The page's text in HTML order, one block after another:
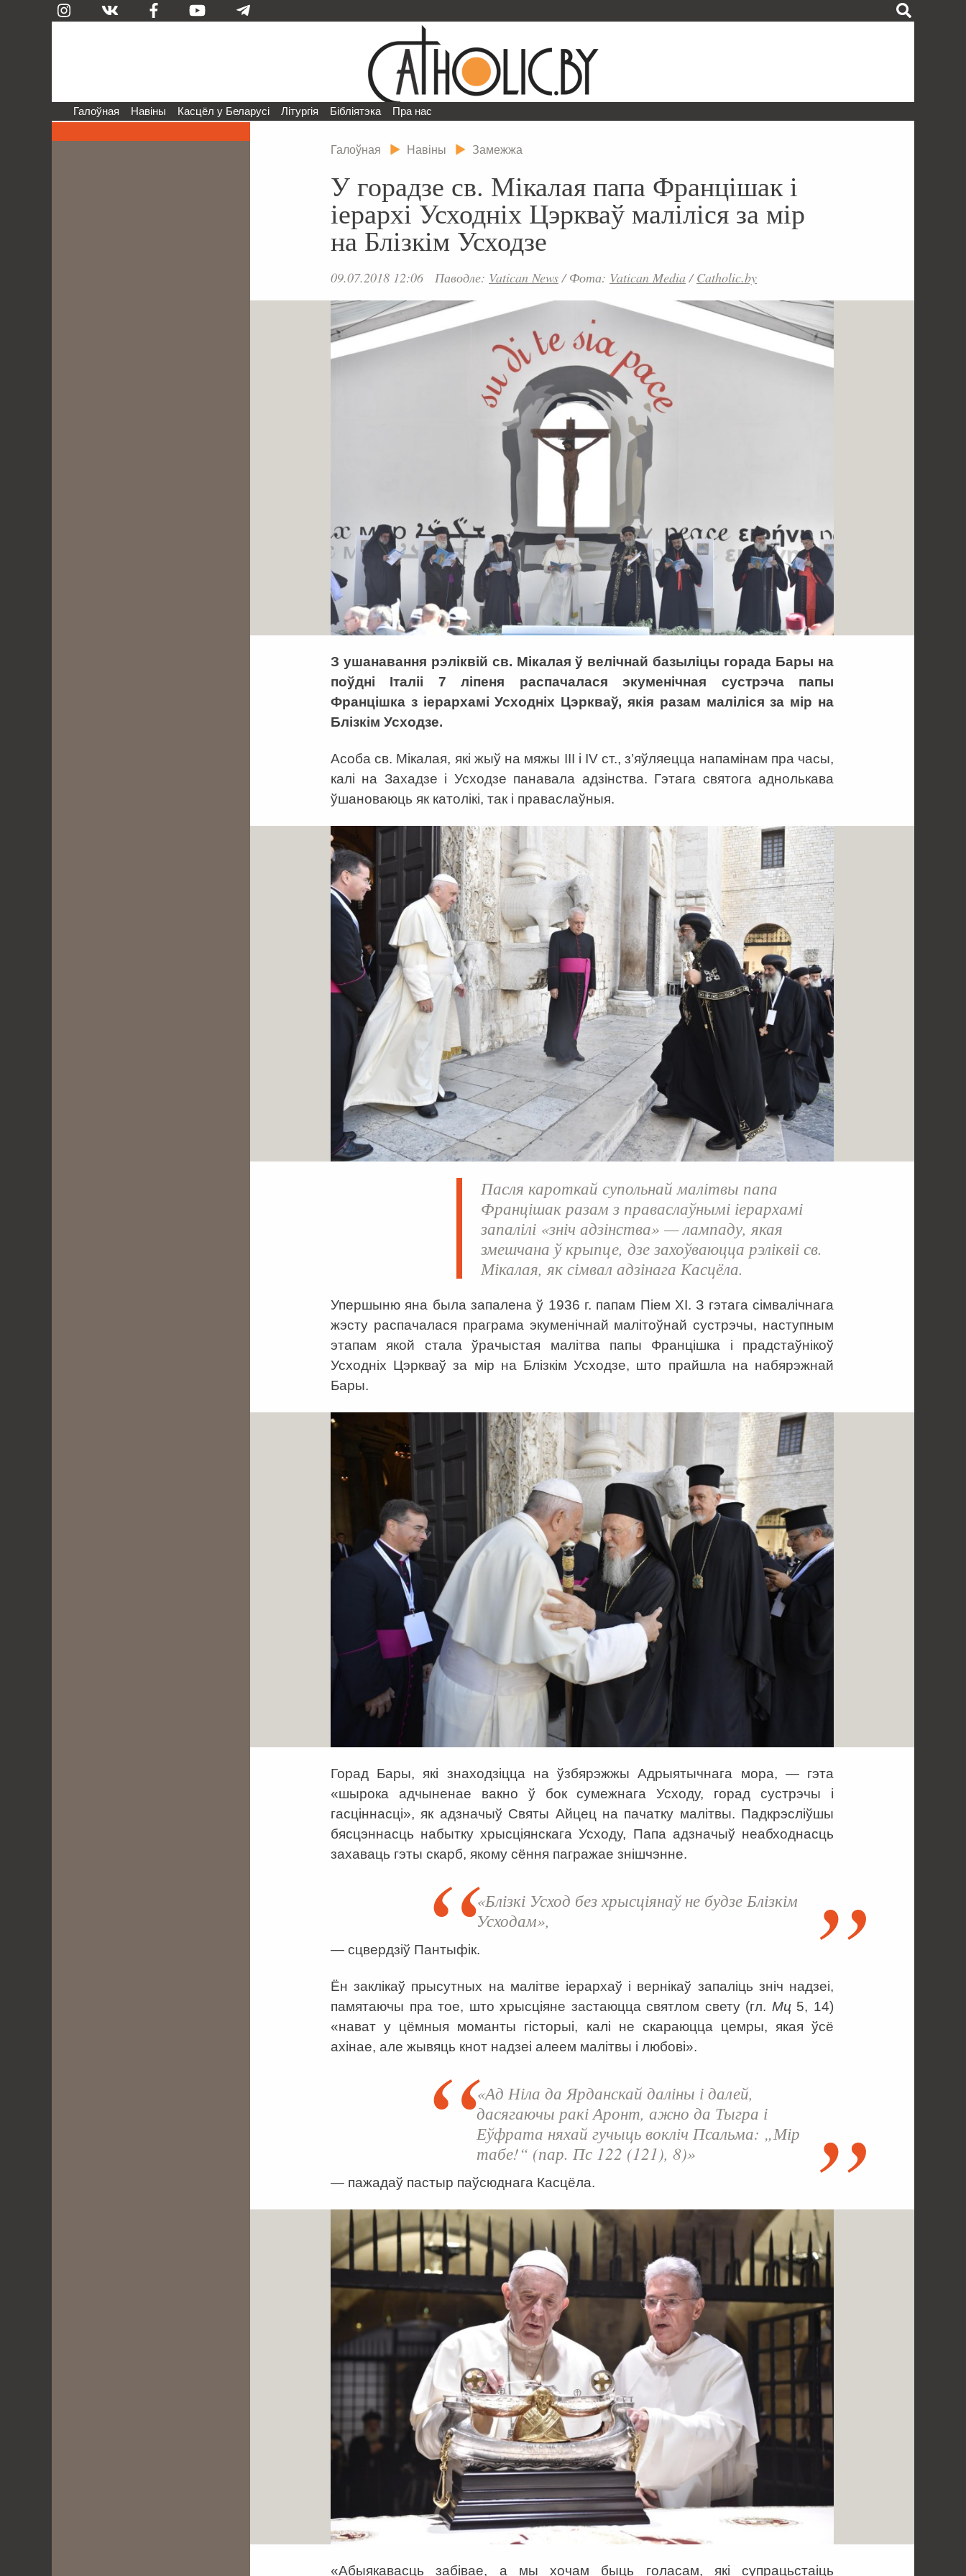
Галоўная Навіны Касцёл у Беларусі Літургія Бібліятэка Пра нас
Галоўная Навіны Замежжа
У горадзе св. Мікалая папа Францішак і
іерархі Усходніх Цэркваў маліліся за мір
на Блізкім Усходзе
09.07.2018 12:06 Паводле: Vatican News/Фота: Vatican Media/Catholic.by
З ушанавання рэліквій св. Мікалая ў велічнай базыліцы горада Бары на
поўдні Італіі 7 ліпеня распачалася экуменічная сустрэча папы
Францішка з іерархамі Усходніх Цэркваў, якія разам маліліся за мір на
Блізкім Усходзе.
Асоба св. Мікалая, які жыў на мяжы III і IV ст., з’яўляецца напамінам пра часы,
калі на Захадзе і Усходзе панавала адзінства. Гэтага святога аднолькава
ўшановаюць як католікі, так і праваслаўныя.
Пасля кароткай супольнай малітвы папа
Францішак разам з праваслаўнымі іерархамі
запалілі «зніч адзінства» — лампаду, якая
змешчана ў крыпце, дзе захоўваюцца рэліквіі св.
Мікалая, як сімвал адзінага Касцёла.
Упершыню яна была запалена ў 1936 г. папам Піем XI. З гэтага сімвалічнага
жэсту распачалася праграма экуменічнай малітоўнай сустрэчы, наступным
этапам якой стала ўрачыстая малітва папы Францішка і прадстаўнікоў
Усходніх Цэркваў за мір на Блізкім Усходзе, што прайшла на набярэжнай
Бары.
Горад Бары, які знаходзіцца на ўзбярэжжы Адрыятычнага мора, — гэта
«шырока адчыненае вакно ў бок сумежнага Усходу, горад сустрэчы і
гасціннасці», як адзначыў Святы Айцец на пачатку малітвы. Падкрэсліўшы
бясцэннасць набытку хрысціянскага Усходу, Папа адзначыў неабходнасць
захаваць гэты скарб, якому сёння пагражае знішчэнне.
«Блізкі Усход без хрысціянаў не будзе Блізкім
Усходам»,
— сцвердзіў Пантыфік.
Ён заклікаў прысутных на малітве іерархаў і вернікаў запаліць зніч надзеі,
памятаючы пра тое, што хрысціяне застаюцца святлом свету (гл. Мц 5, 14)
«нават у цёмныя моманты гісторыі, калі не скараюцца цемры, якая ўсё
ахінае, але жывяць кнот надзеі алеем малітвы і любові».
«Ад Ніла да Ярданскай даліны і далей,
дасягаючы ракі Аронт, ажно да Тыгра і
Еўфрата няхай гучыць вокліч Псальма: „Мір
табе!“ (пар. Пс 122 (121), 8)»
— пажадаў пастыр паўсюднага Касцёла.
«Абыякавасць забівае, а мы хочам быць голасам, які супрацьстаіць